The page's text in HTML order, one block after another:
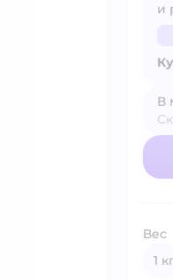
и
В
В
Вес
1